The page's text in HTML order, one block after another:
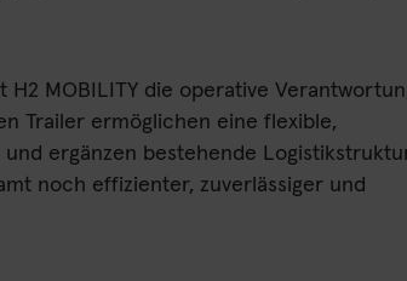
MOBILITY die operative
Trailer ermöglichen eine flexible,
ergänzen bestehende
noch effizienter, zuverlässiger und